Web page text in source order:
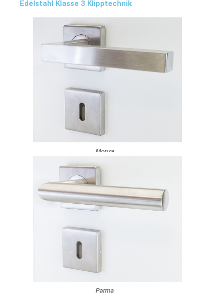
Edelstahl Klasse 3 Klipptechnik
Monza
Parma